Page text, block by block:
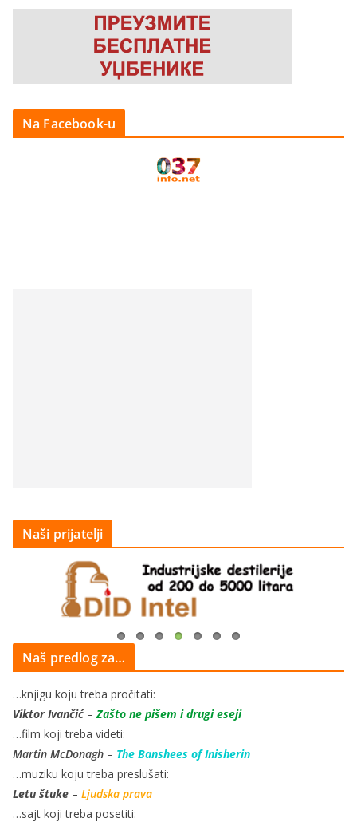
Na Facebook-u
Naši prijatelji
Naš predlog za…
…knjigu koju treba pročitati:
Viktor Ivančić–Zašto ne pišem i drugi eseji
…film koji treba videti:
Martin McDonagh – The Banshees of Inisherin
…muziku koju treba preslušati:
Letu štuke – Ljudska prava
…sajt koji treba posetiti: